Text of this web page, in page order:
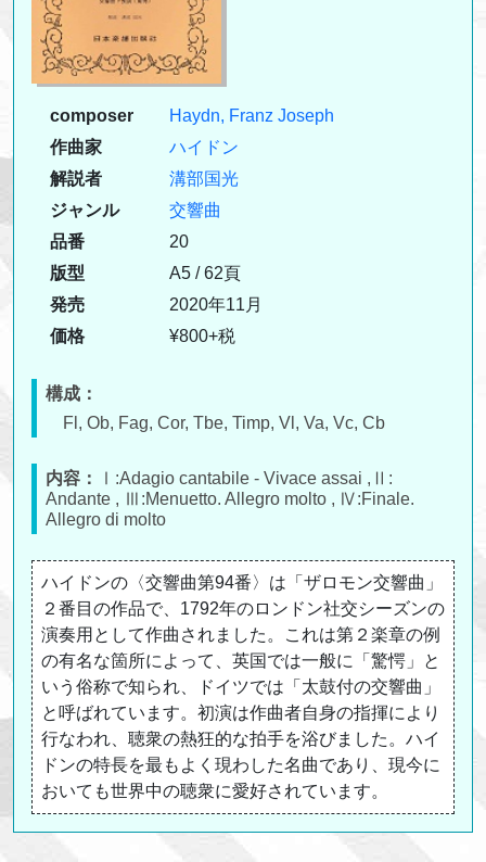
composer
Haydn, Franz Joseph
作曲家
ハイドン
解説者
溝部国光
ジャンル
交響曲
品番
20
版型
A5 / 62頁
発売
2020年11月
価格
¥800+税
構成：
Fl, Ob, Fag, Cor, Tbe, Timp, Vl, Va, Vc, Cb
内容：
Ⅰ:Adagio cantabile - Vivace assai ,Ⅱ:
Andante , Ⅲ:Menuetto. Allegro molto , Ⅳ:Finale.
Allegro di molto
ハイドンの〈交響曲第94番〉は「ザロモン交響曲」
２番目の作品で、1792年のロンドン社交シーズンの
演奏用として作曲されました。これは第２楽章の例
の有名な箇所によって、英国では一般に「驚愕」と
いう俗称で知られ、ドイツでは「太鼓付の交響曲」
と呼ばれています。初演は作曲者自身の指揮により
行なわれ、聴衆の熱狂的な拍手を浴びました。ハイ
ドンの特長を最もよく現わした名曲であり、現今に
おいても世界中の聴衆に愛好されています。